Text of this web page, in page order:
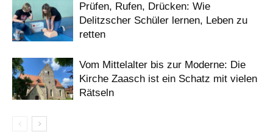
Prüfen, Rufen, Drücken: Wie
Delitzscher Schüler lernen, Leben zu
retten
Vom Mittelalter bis zur Moderne: Die
Kirche Zaasch ist ein Schatz mit vielen
Rätseln